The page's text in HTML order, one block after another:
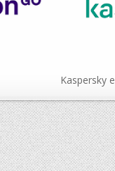
Kaspersky